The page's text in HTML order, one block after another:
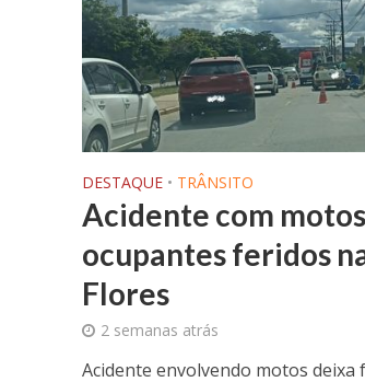
DESTAQUE • TRÂNSITO
Acidente com
ocupantes feridos
Flores
2 semanas atrás
Acidente envolvendo motos deixa